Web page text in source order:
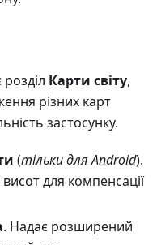
Карти світу,
різних карт
застосунку.
(тільки для Android).
для компенсації
. Надає розширений